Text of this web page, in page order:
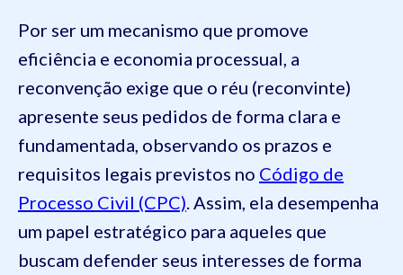
Por ser um mecanismo que promove
eficiência e economia processual, a
reconvenção exige que o réu (reconvinte)
apresente seus pedidos de forma clara e
fundamentada, observando os prazos e
requisitos legais previstos no Código de
Processo Civil (CPC) . Assim, ela desempenha
um papel estratégico para aqueles que
buscam defender seus interesses de forma